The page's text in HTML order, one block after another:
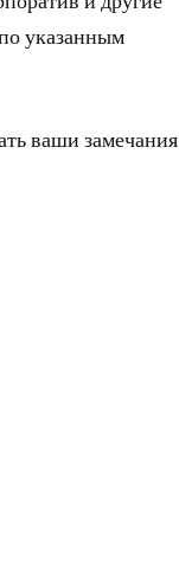
указанным
ваши замечания